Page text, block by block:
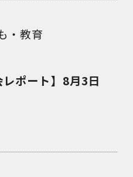
・教育
レポート】8月3日